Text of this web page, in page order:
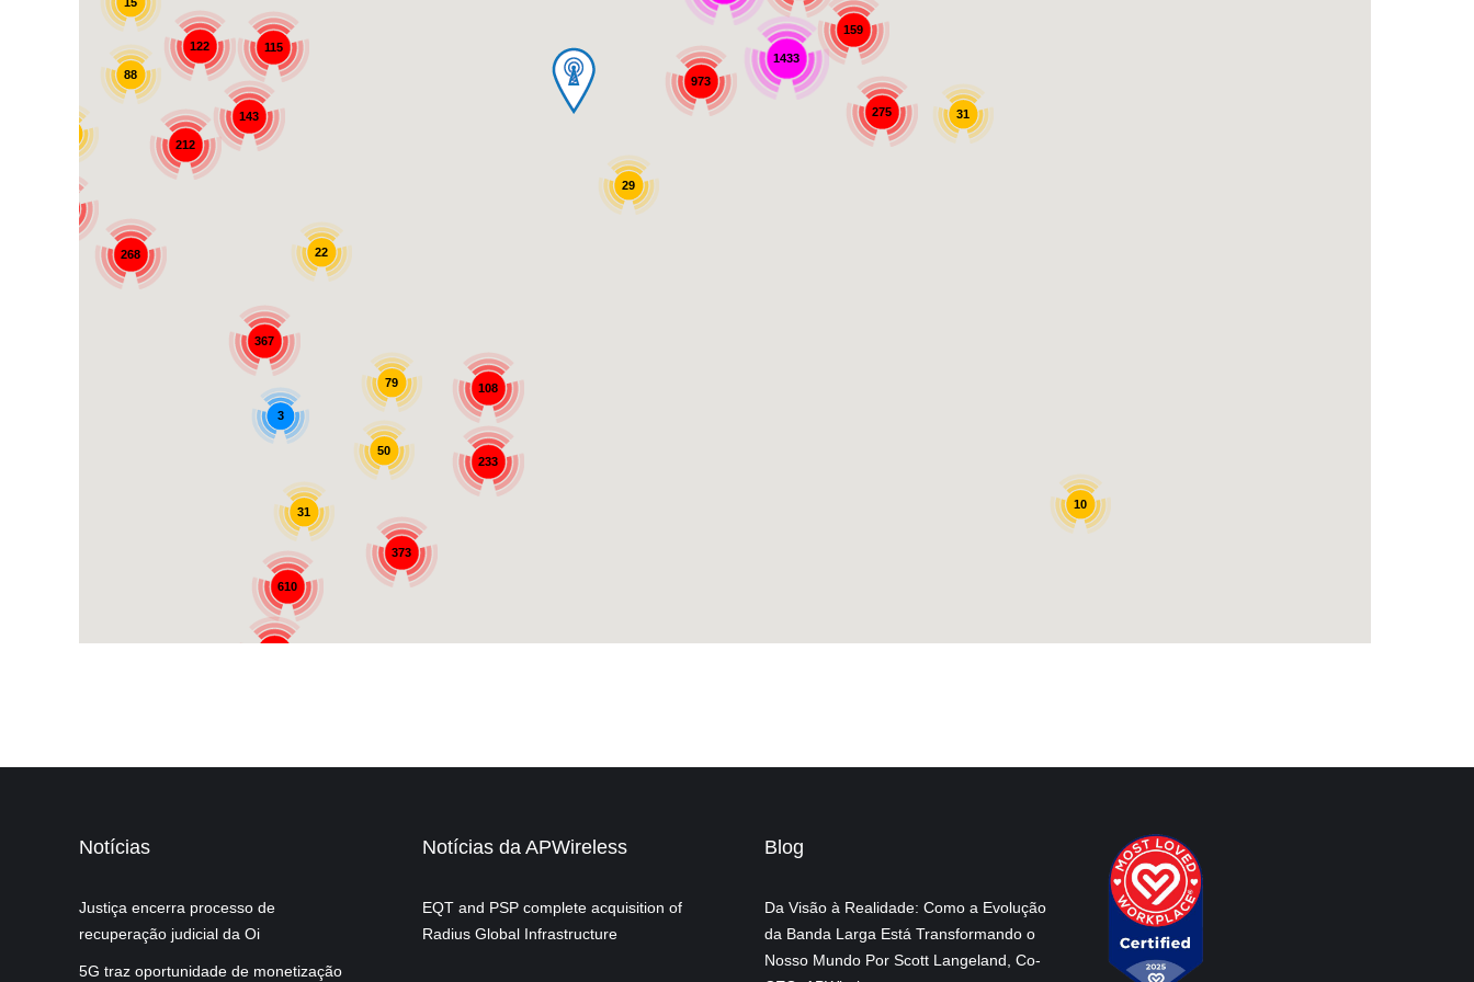
Notícias
Justiça encerra processo de
recuperação judicial da Oi
5G traz oportunidade de monetização
Notícias da APWireless
EQT and PSP complete acquisition of
Radius Global Infrastructure
Blog
Da Visão à Realidade: Como a Evolução
da Banda Larga Está Transformando o
Nosso Mundo Por Scott Langeland, Co-